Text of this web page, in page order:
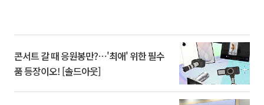
콘서트 갈 때 응원봉만?⋯'최애' 위한 필수
품 등장이오! [솔드아웃]